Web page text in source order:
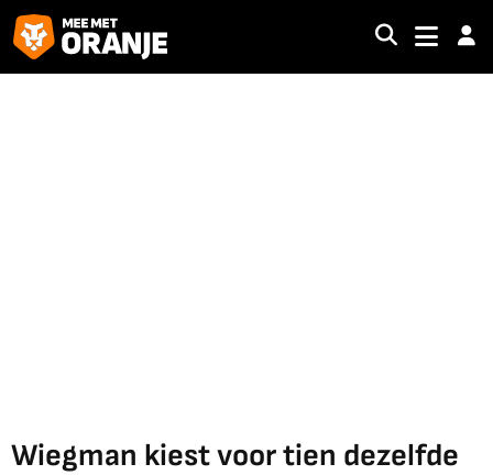
Wiegman kiest voor tien dezelfde